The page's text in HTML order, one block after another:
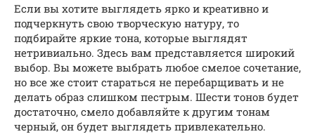
Если вы хотите выглядеть ярко и креативно и
подчеркнуть свою творческую натуру, то
подбирайте яркие тона, которые выглядят
нетривиально. Здесь вам представляется широкий
выбор. Вы можете выбрать любое смелое сочетание,
но все же стоит стараться не перебарщивать и не
делать образ слишком пестрым. Шести тонов будет
достаточно, смело добавляйте к другим тонам
черный, он будет выглядеть привлекательно.